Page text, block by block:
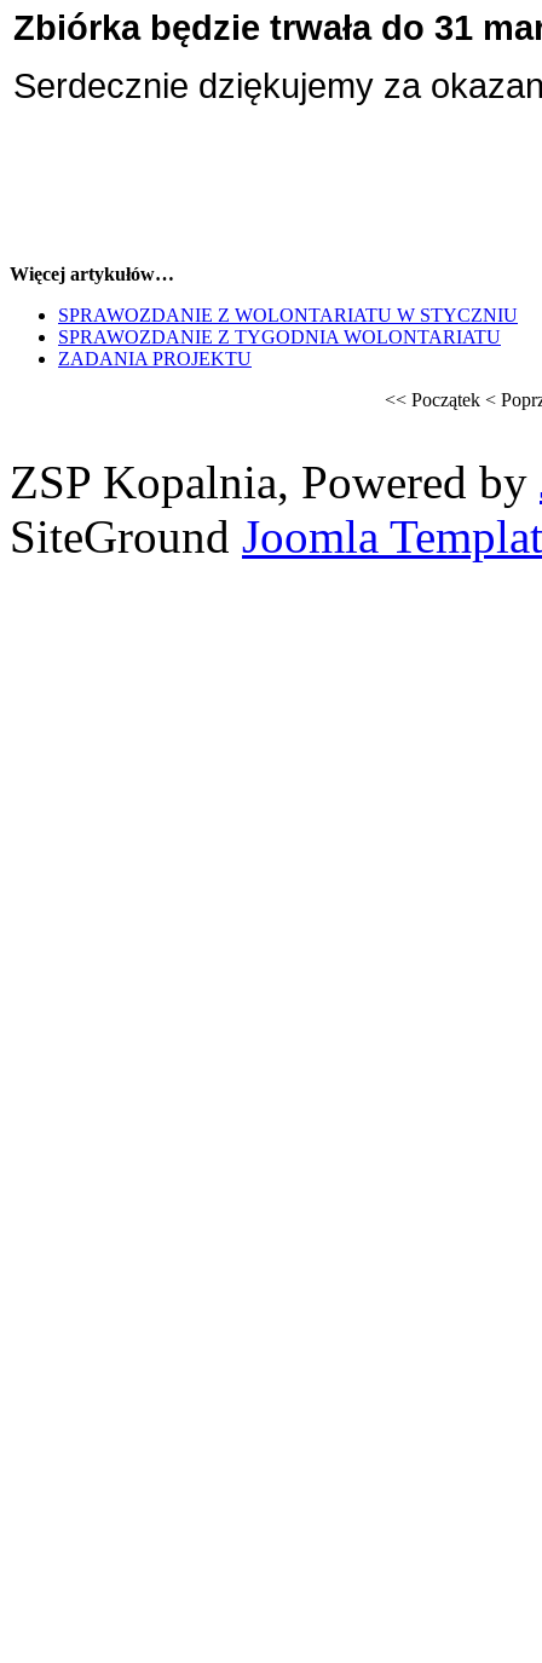
Zbiórka będzie trwała do 31
Serdecznie dziękujemy za
Więcej artykułów…
SPRAWOZDANIE Z WOLONTARIATU W STYCZNIU
SPRAWOZDANIE Z TYGODNIA WOLONTARIATU
ZADANIA PROJEKTU
<< Początek<
ZSP Kopalnia, Powered by
SiteGround Joomla